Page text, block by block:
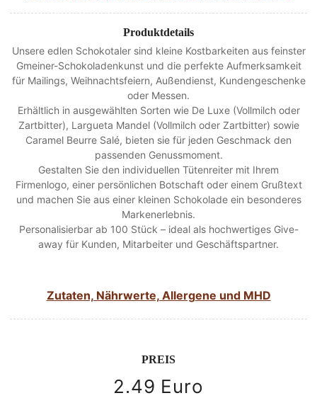
Produktdetails
Unsere edlen Schokotaler sind kleine Kostbarkeiten aus feinster
Gmeiner-Schokoladenkunst und die perfekte Aufmerksamkeit
für Mailings, Weihnachtsfeiern, Außendienst, Kundengeschenke
oder Messen.
Erhältlich in ausgewählten Sorten wie De Luxe (Vollmilch oder
Zartbitter), Largueta Mandel (Vollmilch oder Zartbitter) sowie
Caramel Beurre Salé, bieten sie für jeden Geschmack den
passenden Genussmoment.
Gestalten Sie den individuellen Tütenreiter mit Ihrem
Firmenlogo, einer persönlichen Botschaft oder einem Grußtext
und machen Sie aus einer kleinen Schokolade ein besonderes
Markenerlebnis.
Personalisierbar ab 100 Stück – ideal als hochwertiges Give-
away für Kunden, Mitarbeiter und Geschäftspartner.
Zutaten, Nährwerte, Allergene und MHD
PREIS
2.49 Euro